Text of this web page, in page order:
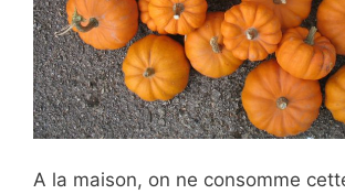
A la maison, on ne consomme